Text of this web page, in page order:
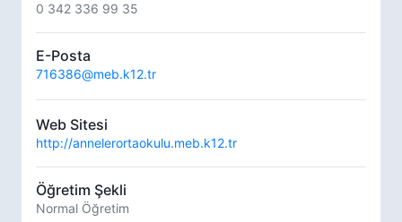
0 342 336 99 35
E-Posta
716386@meb.k12.tr
Web Sitesi
http://annelerortaokulu.meb.k12.tr
Öğretim Şekli
Normal Öğretim